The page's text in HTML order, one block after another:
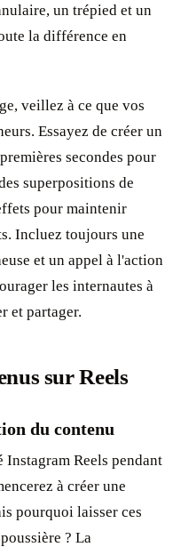
un trépied et un
la différence en
veillez à ce que vos
Essayez de créer un
secondes pour
superpositions de
pour maintenir
Incluez toujours une
et un appel à l'action
les internautes à
et partager.
sur Reels
du contenu
Instagram Reels pendant
à créer une
pourquoi laisser ces
? La